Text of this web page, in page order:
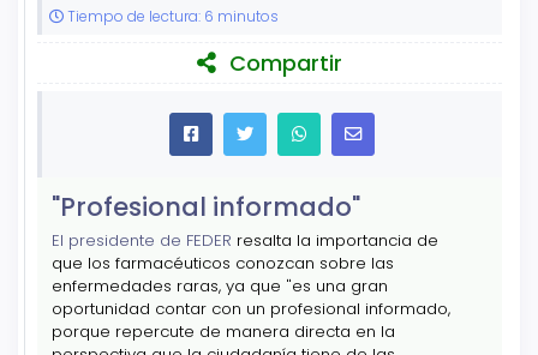
Tiempo de lectura: 6 minutos
Compartir
"Profesional informado"
El presidente de FEDER resalta la importancia de
que los farmacéuticos conozcan sobre las
enfermedades raras, ya que "es una gran
oportunidad contar con un profesional informado,
porque repercute de manera directa en la